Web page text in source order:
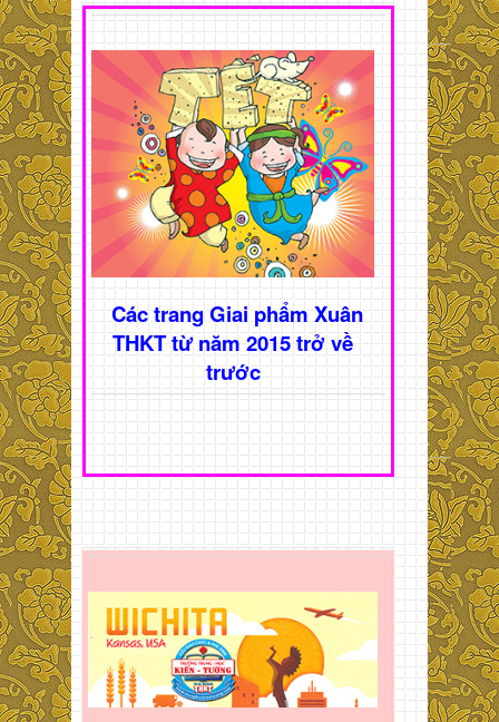
Các trang Giai phẩm Xuân
THKT từ năm 2015 trở về
trước